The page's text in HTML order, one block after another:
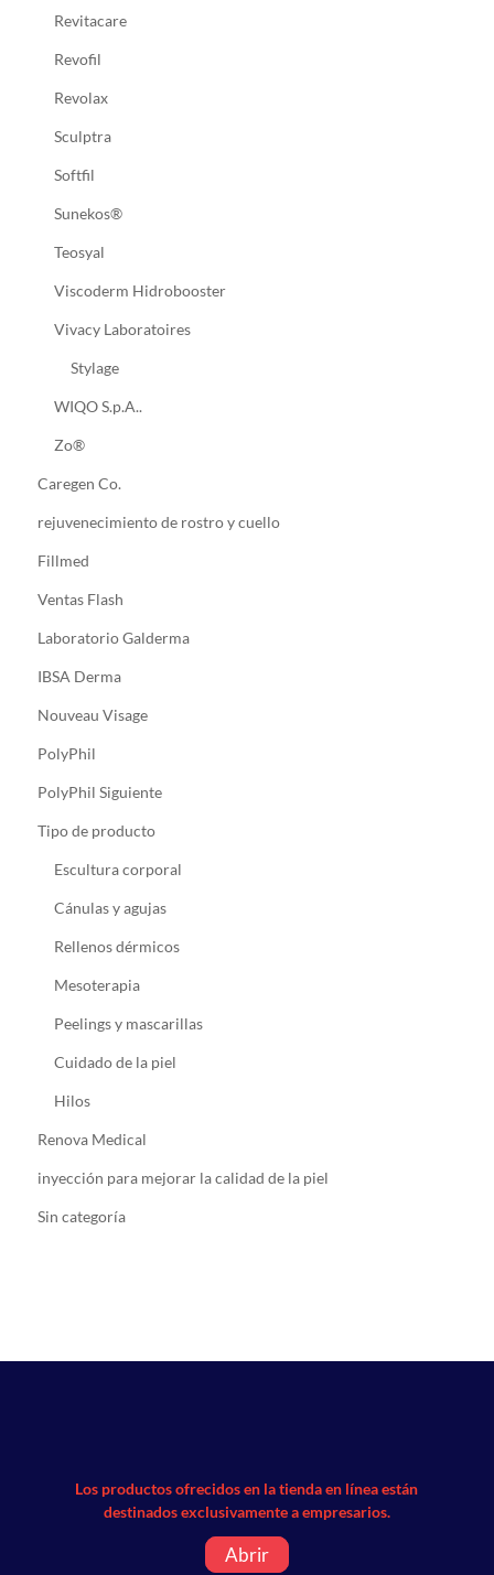
Revitacare
Revofil
Revolax
Sculptra
Softfil
Sunekos®
Teosyal
Viscoderm Hidrobooster
Vivacy Laboratoires
Stylage
WIQO S.p.A..
Zo®
Caregen Co.
rejuvenecimiento de rostro y cuello
Fillmed
Ventas Flash
Laboratorio Galderma
IBSA Derma
Nouveau Visage
PolyPhil
PolyPhil Siguiente
Tipo de producto
Escultura corporal
Cánulas y agujas
Rellenos dérmicos
Mesoterapia
Peelings y mascarillas
Cuidado de la piel
Hilos
Renova Medical
inyección para mejorar la calidad de la piel
Sin categoría
Los productos ofrecidos en la tienda en línea están
destinados exclusivamente a empresarios.
Abrir